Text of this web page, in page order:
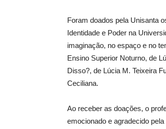
Foram doados pela Unisanta
Identidade e Poder na
imaginação, no espaço e no
Ensino Superior Noturno, de
Disso?, de Lúcia M. Teixeira
Ceciliana.
Ao receber as doações, o
emocionado e agradecido